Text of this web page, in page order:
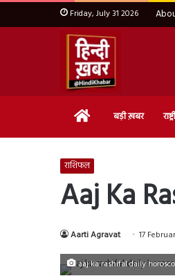
Friday, July 31 2026
Home बड़ी ख़बर
राशिफल
Aaj Ka
Aarti Agravat 17
aaj ka rashifal daily